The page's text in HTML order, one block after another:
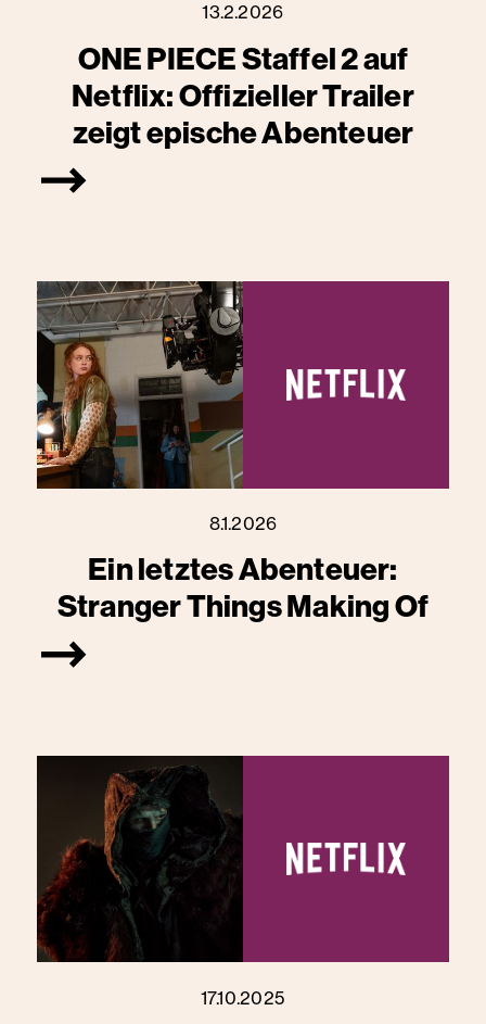
13.2.2026
ONE PIECE Staffel 2 auf
Netflix: Offizieller Trailer
zeigt epische Abenteuer
8.1.2026
Ein letztes Abenteuer:
Stranger Things Making Of
17.10.2025